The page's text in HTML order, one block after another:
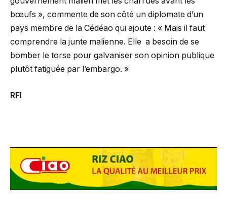
bœufs », commente de son côté un diplomate d’un
pays membre de la Cédéao qui ajoute : « Mais il faut
comprendre la junte malienne. Elle a besoin de se
bomber le torse pour galvaniser son opinion publique
plutôt fatiguée par l’embargo. »
RFI